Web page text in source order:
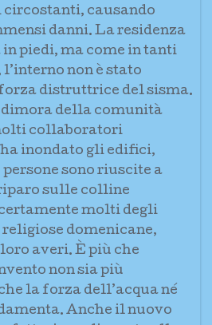
circostanti, causando
danni. La residenza
piedi, ma come in tanti
non è stato
distruttrice del sisma.
dimora della comunità
collaboratori
inondato gli edifici,
sono riuscite a
sulle colline
molti degli
domenicane,
averi. È più che
non sia più
la forza dell’acqua né
Anche il nuovo